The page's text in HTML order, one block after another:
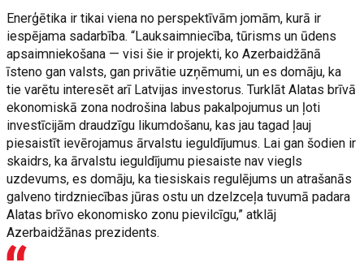
Enerģētika ir tikai viena no perspektīvām jomām, kurā ir
iespējama sadarbība. “Lauksaimniecība, tūrisms un ūdens
apsaimniekošana — visi šie ir projekti, ko Azerbaidžānā
īsteno gan valsts, gan privātie uzņēmumi, un es domāju, ka
tie varētu interesēt arī Latvijas investorus. Turklāt Alatas brīvā
ekonomiskā zona nodrošina labus pakalpojumus un ļoti
investīcijām draudzīgu likumdošanu, kas jau tagad ļauj
piesaistīt ievērojamus ārvalstu ieguldījumus. Lai gan šodien ir
skaidrs, ka ārvalstu ieguldījumu piesaiste nav viegls
uzdevums, es domāju, ka tiesiskais regulējums un atrašanās
galveno tirdzniecības jūras ostu un dzelzceļa tuvumā padara
Alatas brīvo ekonomisko zonu pievilcīgu,” atklāj
Azerbaidžānas prezidents.